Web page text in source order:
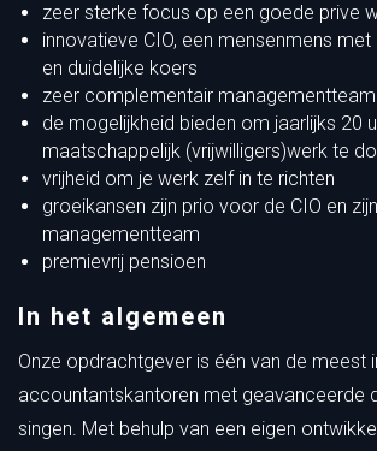
zeer sterke focus op een goede prive
innovatieve CIO, een mensenmens
en duidelijke koers
zeer complementair managementteam
de mogelijkheid bieden om jaarlijks 20
maatschappelijk (vrijwilligers)werk te
vrijheid om je werk zelf in te richten
groeikansen zijn prio voor de CIO en zijn
managementteam
premievrij pensioen
In het algemeen
Onze opdrachtgever is één van de meest
accountantskantoren met geavanceerde
singen. Met behulp van een eigen